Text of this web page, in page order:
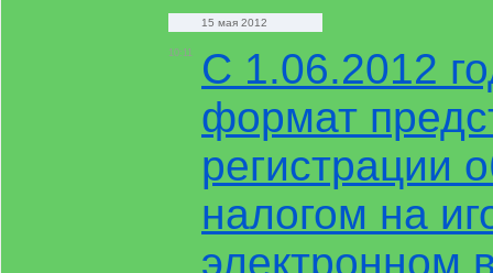
15 мая 2012
10:11
С 1.06.2012
формат
регистрации
налогом на
электронном